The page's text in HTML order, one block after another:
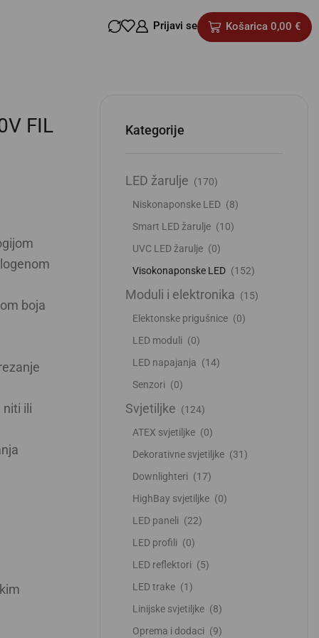
Prijavi se Košarica0,00€
FIL
boja
niti ili
Kategorije
LED žarulje (170)
Niskonaponske LED (8)
Smart LED žarulje (10)
UVC LED žarulje (0)
Visokonaponske LED (152)
Moduli i elektronika (15)
Elektonske prigušnice (0)
LED moduli (0)
LED napajanja (14)
Senzori (0)
Svjetiljke (124)
ATEX svjetiljke (0)
Dekorativne svjetiljke (31)
Downlighteri (17)
HighBay svjetiljke (0)
LED paneli (22)
LED profili (0)
LED reflektori (5)
LED trake (1)
Linijske svjetiljke (8)
Oprema i dodaci (9)